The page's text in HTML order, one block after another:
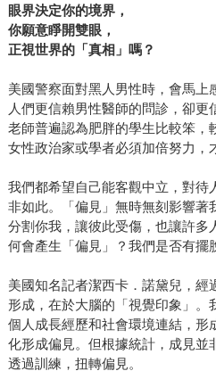
來決定，每個公民都必須要起而
鬥，讓我們敏銳地感受這段歷史
也讓我們意識到，當今強烈的不
的進步來開闊了我們的視野，讓
地方，值得我們花時間點亮。
眼界決定你的境界，
你願意睜開雙眼，
正視世界的「真相」嗎？
美國警察面對黑人男性時，會馬上
人們更信賴男性醫師的問診，卻更
老師普遍認為肥胖的學生比較笨，
女性政治家或學者必須加倍努力，
我們都希望自己能客觀中立，對待
非如此。「偏見」無時無刻影響著
分割你我，讓彼此受傷，也讓許多
何會產生「偏見」？我們是否有擺
美國知名記者潔西卡．諾黛兒，經
形成，在於大腦的「視覺印象」。
個人成長經歷和社會環境連結，形
化形成偏見。但根據統計，成見並
透過訓練，扭轉偏見。